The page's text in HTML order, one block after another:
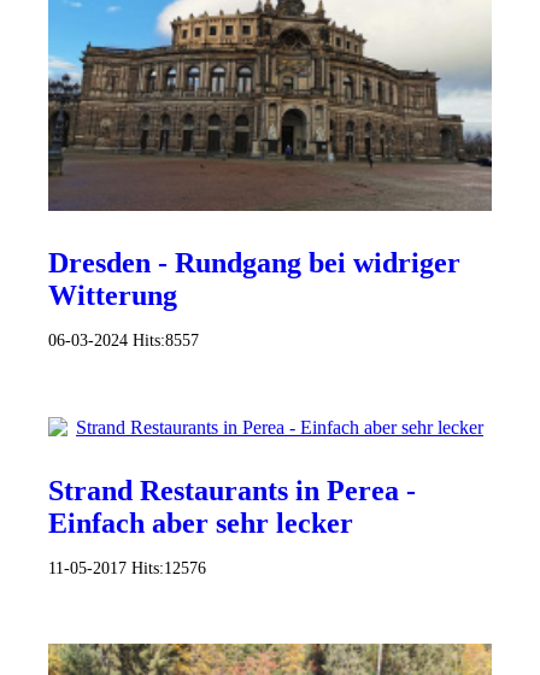
Dresden - Rundgang bei widriger
Witterung
06-03-2024 Hits:8557
Strand Restaurants in Perea -
Einfach aber sehr lecker
11-05-2017 Hits:12576